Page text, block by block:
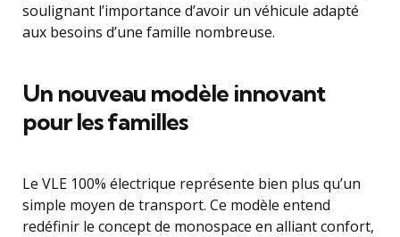
soulignant l’importance d’avoir un véhicule adapté
aux besoins d’une famille nombreuse.
Un nouveau modèle innovant
pour les familles
Le VLE 100% électrique représente bien plus qu’un
simple moyen de transport. Ce modèle entend
redéfinir le concept de monospace en alliant confort,